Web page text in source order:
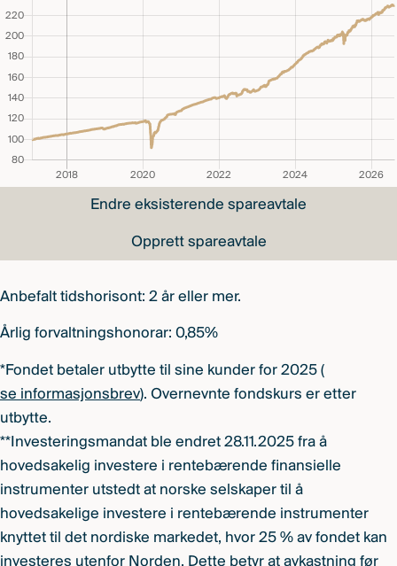
Endre eksisterende spareavtale
Opprett spareavtale
Anbefalt tidshorisont: 2 år eller mer.
Årlig forvaltningshonorar: 0,85%
*Fondet betaler utbytte til sine kunder for 2025 (
se informasjonsbrev). Overnevnte fondskurs er etter
utbytte.
**Investeringsmandat ble endret 28.11.2025 fra å
hovedsakelig investere i rentebærende finansielle
instrumenter utstedt at norske selskaper til å
hovedsakelige investere i rentebærende instrumenter
knyttet til det nordiske markedet, hvor 25 % av fondet kan
investeres utenfor Norden. Dette betyr at avkastning før